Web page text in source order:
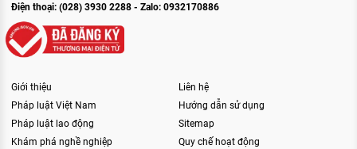
Điện thoại: (028) 3930 2288 - Zalo: 0932170886
Giới thiệu
Pháp luật Việt Nam
Pháp luật lao động
Khám phá nghề nghiệp
Liên hệ
Hướng dẫn sử dụng
Sitemap
Quy chế hoạt động